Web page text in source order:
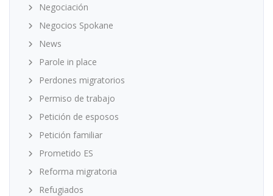
Negociación
Negocios Spokane
News
Parole in place
Perdones migratorios
Permiso de trabajo
Petición de esposos
Petición familiar
Prometido ES
Reforma migratoria
Refugiados